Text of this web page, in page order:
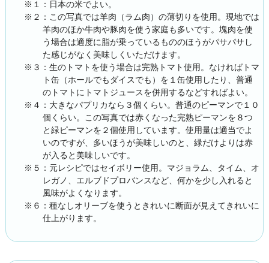
※１：日本の米でよい。
※２：この写真では羊肉（ラム肉）の薄切りを使用。現地では
羊肉のほか牛肉や豚肉を使う家庭も多いです。塊肉を使
う場合は適度に脂が乗っているもののほうがパサパサし
た感じがなく美味しくいただけます。
※３：生のトマトを使う場合は完熟トマト使用。なければトマ
ト缶（ホールでもダイスでも）を１缶使用したり、普通
のトマトにトマトジュースを併用するなどすればよい。
※４：大きなパプリカなら３個くらい。普通のピーマンで１０
個くらい。この写真では赤くなった完熟ピーマンを８つ
と緑ピーマンを２個使用しています。使用量は適当でよ
いのですが、多いほうが美味しいのと、緑だけよりは赤
が入ると美味しいです。
※５：元レシピではセイボリー使用。マジョラム、タイム、オ
レガノ、エルブドプロバンスなど、何かを少し入れると
風味がよくなります。
※６：種なしオリーブを使うときれいに断面が見えてきれいに
仕上がります。